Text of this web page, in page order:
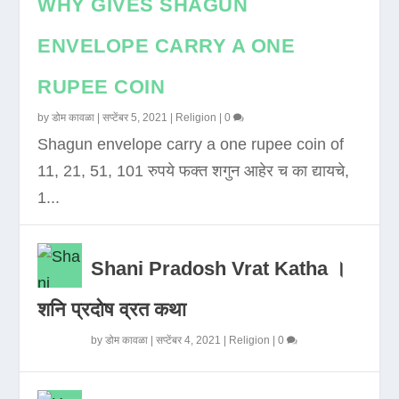
WHY GIVES SHAGUN
ENVELOPE CARRY A ONE
RUPEE COIN
byडोम कावळा |सप्टेंबर 5, 2021 Religion |0
Shagun envelope carry a one rupee coin of
11, 21, 51, 101 रुपये फक्त शगुन आहेर च का द्यायचे,
1...
Shani Pradosh Vrat Katha ।
शनि प्रदोष व्रत कथा
byडोम कावळा |सप्टेंबर 4, 2021 Religion |0